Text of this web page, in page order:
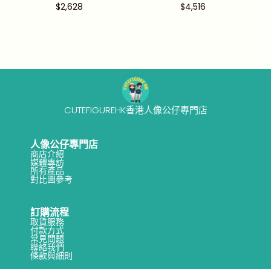
$2,628
$4,516
CUTEFIGUREHK香港人像公仔專門店
人像公仔專門店
商店介紹
媒體專訪
所有產品
對比圖參考
訂購流程
取貨服務
付款方式
常見問題
聯絡我們
條款與細則